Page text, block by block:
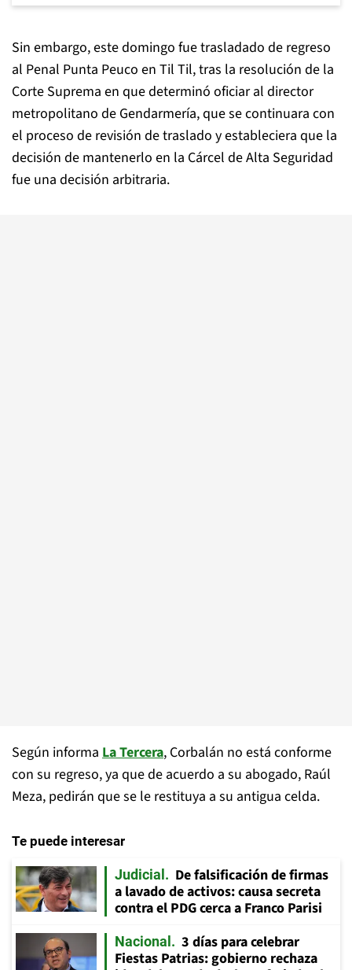
Sin embargo, este domingo fue trasladado de regreso
al Penal Punta Peuco en Til Til, tras la resolución de la
Corte Suprema en que determinó oficiar al director
metropolitano de Gendarmería, que se continuara con
el proceso de revisión de traslado y estableciera que la
decisión de mantenerlo en la Cárcel de Alta Seguridad
fue una decisión arbitraria.
Según informa La Tercera, Corbalán no está conforme
con su regreso, ya que de acuerdo a su abogado, Raúl
Meza, pedirán que se le restituya a su antigua celda.
Te puede interesar
Judicial
De falsificación de firmas
a lavado de activos: causa secreta
contra el PDG cerca a Franco Parisi
Nacional
3 días para celebrar
Fiestas Patrias: gobierno rechaza